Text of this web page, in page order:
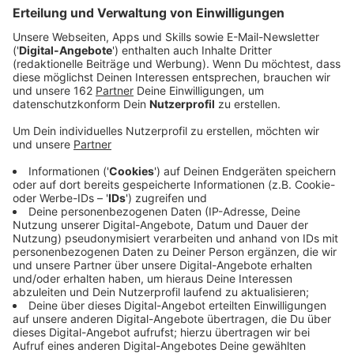
Bis zu zwei Wochen krank wegen einer
kleinen Raupe
Anzeige
hunderttausend Brennhärchen. Kommen Menschen mit
diesen Härchen in Kontakt, treten Juckreiz, Quaddeln
oder Hautausschläge auf. Werden die Härchen
eingeatmet, kann es zu Atembeschwerden kommen.
Gelangen sie ins Auge, ist oft eine
Bindehautentzündung die Folge. Auch generalisierte
Beschwerden, etwa Schwindel, Übelkeit, Fieber oder
Schüttelfrost, wurden beschrieben. Die Symptome
treten oft erst über Nacht auf.